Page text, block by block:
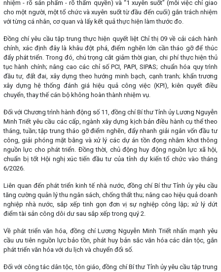
nhiệm - rõ sản phẩm - rõ thẩm quyền) và “1 xuyên suốt” (mỗi việc chỉ giao
cho một người, một tổ chức và xuyên suốt từ đầu đến cuối) gắn trách nhiệm
với từng cá nhân, cơ quan và lấy kết quả thực hiện làm thước đo.
Đồng chí yêu cầu tập trung thực hiện quyết liệt Chỉ thị 09 về cải cách hành
chính, xác định đây là khâu đột phá, điểm nghẽn lớn cần tháo gỡ để thúc
đẩy phát triển. Trong đó, chú trọng cắt giảm thời gian, chi phí thực hiện thủ
tục hành chính; nâng cao các chỉ số PCI, PAPI, SIPAS; chuẩn hóa quy trình
đầu tư, đất đai, xây dựng theo hướng minh bạch, cạnh tranh; khẩn trương
xây dựng hệ thống đánh giá hiệu quả công việc (KPI), kiên quyết điều
chuyển, thay thế cán bộ không hoàn thành nhiệm vụ.
Đối với Chương trình hành động số 11, đồng chí Bí thư Tỉnh ủy Lương Nguyễn
Minh Triết yêu cầu các cấp, ngành xây dựng kịch bản điều hành cụ thể theo
tháng, tuần; tập trung tháo gỡ điểm nghẽn, đẩy nhanh giải ngân vốn đầu tư
công, giải phóng mặt bằng và xử lý các dự án tồn đọng nhằm khơi thông
nguồn lực cho phát triển. Đồng thời, chủ động huy động nguồn lực xã hội,
chuẩn bị tốt Hội nghị xúc tiến đầu tư của tỉnh dự kiến tổ chức vào tháng
6/2026.
Liên quan đến phát triển kinh tế nhà nước, đồng chí Bí thư Tỉnh ủy yêu cầu
tăng cường quản lý thu ngân sách, chống thất thu; nâng cao hiệu quả doanh
nghiệp nhà nước, sắp xếp tinh gọn đơn vị sự nghiệp công lập; xử lý dứt
điểm tài sản công dôi dư sau sắp xếp trong quý 2.
Về phát triển văn hóa, đồng chí Lương Nguyễn Minh Triết nhấn mạnh yêu
cầu ưu tiên nguồn lực bảo tồn, phát huy bản sắc văn hóa các dân tộc, gắn
phát triển văn hóa với du lịch và chuyển đổi số.
Đối với công tác dân tộc, tôn giáo, đồng chí Bí thư Tỉnh ủy yêu cầu tập trung